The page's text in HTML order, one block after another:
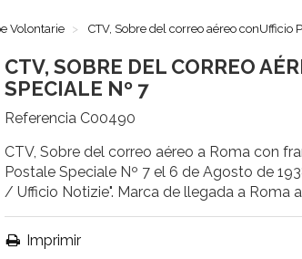
Volontarie CTV, Sobre del correo aéreo conUfficio
CTV, SOBRE DEL CORREO
SPECIALE Nº 7
Referencia C00490
CTV, Sobre del correo aéreo a Roma con
Postale Speciale Nº 7 el 6 de Agosto de
/ Ufficio Notizie". Marca de llegada a Roma
Imprimir